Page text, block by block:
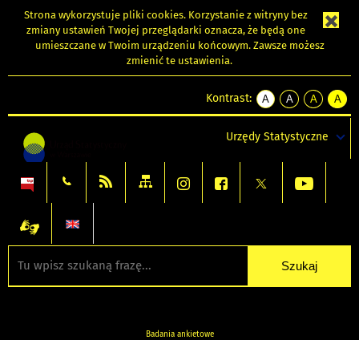
Strona wykorzystuje pliki cookies. Korzystanie z witryny bez
zmiany ustawień Twojej przeglądarki oznacza, że będą one
umieszczane w Twoim urządzeniu końcowym. Zawsze możesz
zmienić te ustawienia.
Kontrast:
A
kontrast
A
kontrast
tekst
czarnym
A
kontrast
tekst
czarnym
A
tekst
żółtym
Urzędy Statystyczne
Badania ankietowe